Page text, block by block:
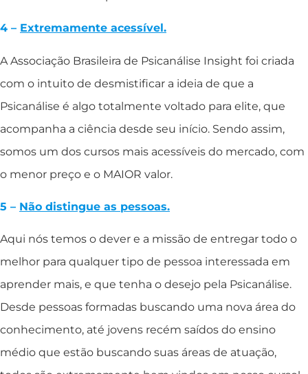
4 – Extremamente acessível.
A Associação Brasileira de Psicanálise Insight foi criada
com o intuito de desmistificar a ideia de que a
Psicanálise é algo totalmente voltado para elite, que
acompanha a ciência desde seu início. Sendo assim,
somos um dos cursos mais acessíveis do mercado, com
o menor preço e o MAIOR valor.
5 – Não distingue as pessoas.
Aqui nós temos o dever e a missão de entregar todo o
melhor para qualquer tipo de pessoa interessada em
aprender mais, e que tenha o desejo pela Psicanálise.
Desde pessoas formadas buscando uma nova área do
conhecimento, até jovens recém saídos do ensino
médio que estão buscando suas áreas de atuação,